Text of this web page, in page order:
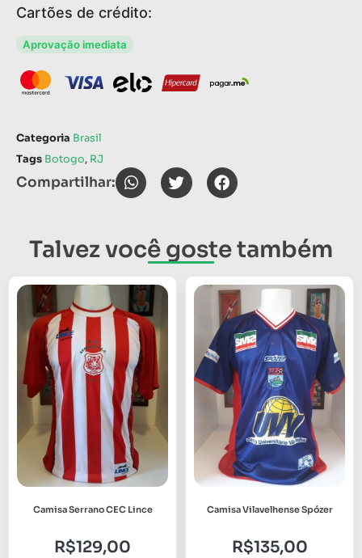
Cartões de crédito:
Aprovação imediata
Categoria Brasil
Tags Botogo, RJ
Compartilhar:
Talvez você goste também
Camisa Serrano CEC Lince
R$129,00
Camisa Vilavelhense Spózer
R$135,00